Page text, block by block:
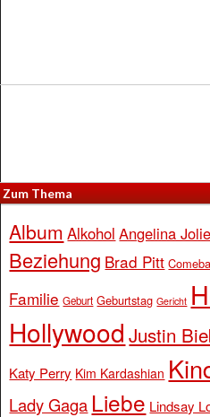
Zum Thema
Album Alkohol Angelina Jolie
Beziehung Brad Pitt
Familie Geburt Geburtstag Gericht
Hollywood Justin
Katy Perry Kim Kardashian
Lady Gaga Liebe Lindsay